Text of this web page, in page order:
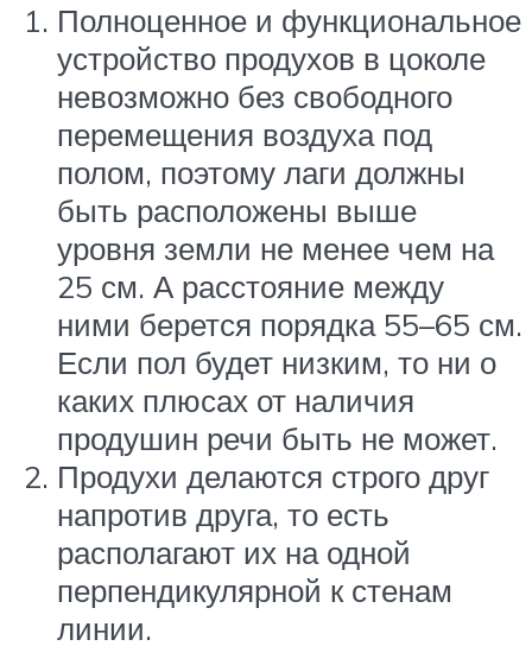
Полноценное и функциональное
устройство продухов в цоколе
невозможно без свободного
перемещения воздуха под
полом, поэтому лаги должны
быть расположены выше
уровня земли не менее чем на
25 см. А расстояние между
ними берется порядка 55–65 см.
Если пол будет низким, то ни о
каких плюсах от наличия
продушин речи быть не может.
Продухи делаются строго друг
напротив друга, то есть
располагают их на одной
перпендикулярной к стенам
линии.